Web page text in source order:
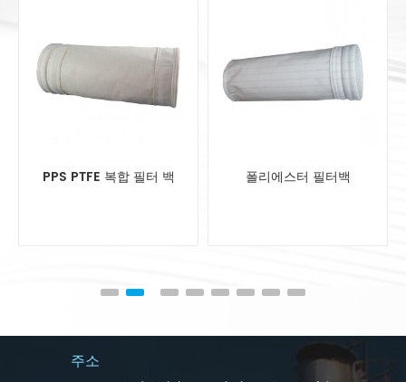
폴리에스터 필터백 FMS 필터 백
주소